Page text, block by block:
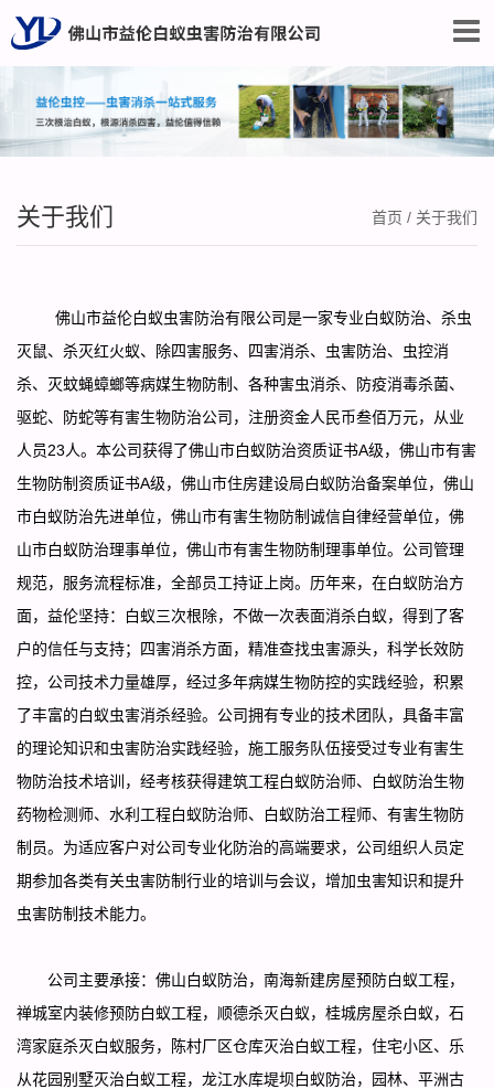
关于我们 首页 / 关于我们
佛山市益伦白蚁虫害防治有限公司是一家专业白蚁防治、杀虫
灭鼠、杀灭红火蚁、除四害服务、四害消杀、虫害防治、虫控消
杀、灭蚊蝇蟑螂等病媒生物防制、各种害虫消杀、防疫消毒杀菌、
驱蛇、防蛇等有害生物防治公司，注册资金人民币叁佰万元，从业
人员23人。本公司获得了佛山市白蚁防治资质证书A级，佛山市有害
生物防制资质证书A级，佛山市住房建设局白蚁防治备案单位，佛山
市白蚁防治先进单位，佛山市有害生物防制诚信自律经营单位，佛
山市白蚁防治理事单位，佛山市有害生物防制理事单位。公司管理
规范，服务流程标准，全部员工持证上岗。历年来，在白蚁防治方
面，益伦坚持：白蚁三次根除，不做一次表面消杀白蚁，得到了客
户的信任与支持；四害消杀方面，精准查找虫害源头，科学长效防
控，公司技术力量雄厚，经过多年病媒生物防控的实践经验，积累
了丰富的白蚁虫害消杀经验。公司拥有专业的技术团队，具备丰富
的理论知识和虫害防治实践经验，施工服务队伍接受过专业有害生
物防治技术培训，经考核获得建筑工程白蚁防治师、白蚁防治生物
药物检测师、水利工程白蚁防治师、白蚁防治工程师、有害生物防
制员。为适应客户对公司专业化防治的高端要求，公司组织人员定
期参加各类有关虫害防制行业的培训与会议，增加虫害知识和提升
虫害防制技术能力。
公司主要承接：佛山白蚁防治，南海新建房屋预防白蚁工程，
禅城室内装修预防白蚁工程，顺德杀灭白蚁，桂城房屋杀白蚁，石
湾家庭杀灭白蚁服务，陈村厂区仓库灭治白蚁工程，住宅小区、乐
从花园别墅灭治白蚁工程，龙江水库堤坝白蚁防治，园林、平洲古